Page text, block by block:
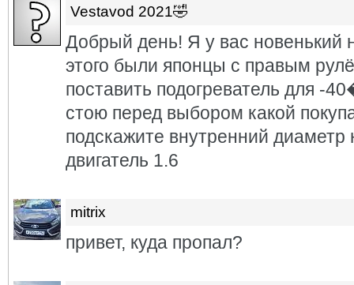
Vestavod 2021🤣
Добрый день! Я у вас новенький
этого были японцы с правым
поставить подогреватель
стою перед выбором какой
подскажите внутренний диаметр
двигатель 1.6
mitrix
привет, куда пропал?